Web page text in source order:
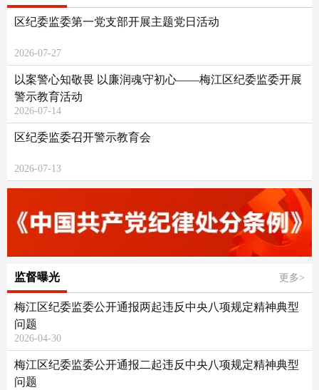
区纪委监委第一党支部开展主题党日活动
2026-07-27
以案警心知敬畏 以廉润魂守初心——梅江区纪委监委开展
警示教育活动
2026-07-14
区纪委监委召开警示教育会
2026-07-13
监督曝光 更多>
梅江区纪委监委公开通报两起违反中央八项规定精神典型
问题
2026-04-30
梅江区纪委监委公开通报二起违反中央八项规定精神典型
问题